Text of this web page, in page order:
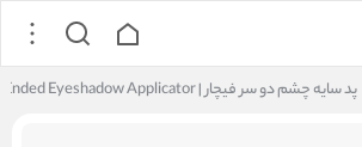
پد سایه چشم دو سر فیچار | FICHAR Double Ended Eyeshadow Applicator